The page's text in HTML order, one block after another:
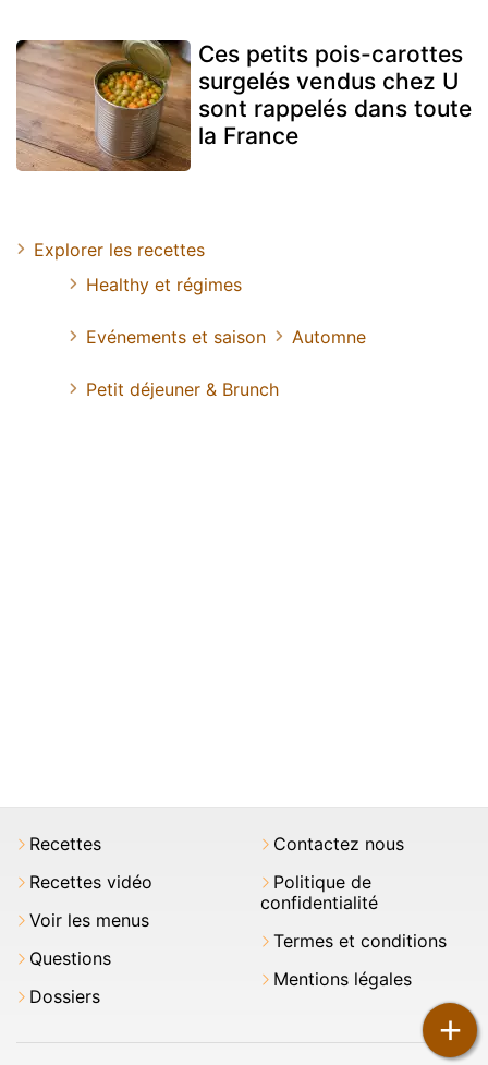
+
Ces petits pois-carottes
surgelés vendus chez U
sont rappelés dans toute
la France
Explorer les recettes
Healthy et régimes
Evénements et saison Automne
Petit déjeuner & Brunch
Recettes
Recettes vidéo
Voir les menus
Questions
Dossiers
Contactez nous
Politique de
confidentialité
Termes et conditions
Mentions légales